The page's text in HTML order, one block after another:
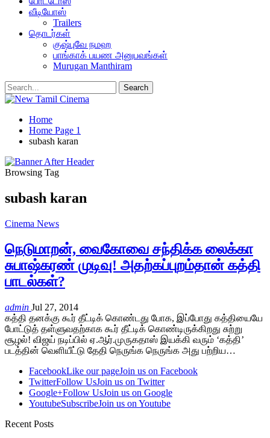
வீடியோஸ்
Trailers
தொடர்கள்
குஷ்புவே நமஹ
பாங்காக் பயண அனுபவங்கள்
Murugan Manthiram
Home
Home Page 1
subash karan
Browsing Tag
subash karan
Cinema News
நெடுமாறன், வைகோவை சந்திக்க லைக்கா
சுபாஷ்கரண் முடிவு! அதற்கப்புறம்தான் கத்தி
பாடல்கள்?
admin Jul 27, 2014
கத்தி தனக்கு கூர் தீட்டிக் கொண்டது போக, இப்போது கத்தியையே
போட்டுத் தள்ளுவதற்காக கூர் தீட்டிக் கொண்டிருக்கிறது சுற்று
சூழல்! விஜய் நடிப்பில் ஏ.ஆர்.முருகதாஸ் இயக்கி வரும் ‘கத்தி’
படத்தின் வெளியீட்டு தேதி நெருங்க நெருங்க அது பற்றிய…
FacebookLike our pageJoin us on Facebook
TwitterFollow UsJoin us on Twitter
Google+Follow UsJoin us on Google
YoutubeSubscribeJoin us on Youtube
Recent Posts